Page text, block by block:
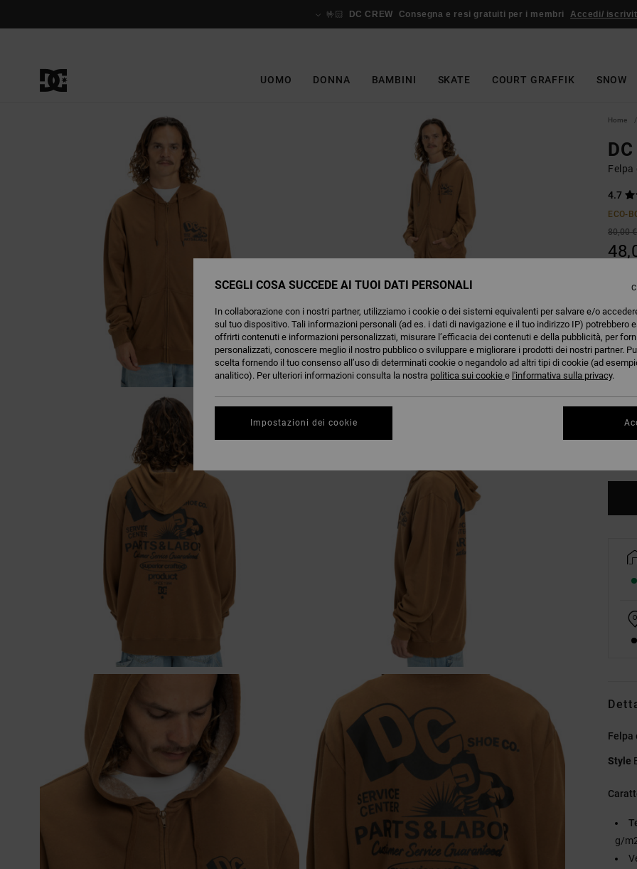
🤟🏻 DC CREW Consegna e resi gratuiti per i membri Accedi/
UOMO DONNA BAMBINI SKATE COURT GRAFFIK SNOW
Home
Felpa
4.7
ECO-
80,00 €
Colori
XS
Felpa
Style
g/
SCEGLI COSA SUCCEDE AI TUOI DATI PERSONALI
In collaborazione con i nostri partner, utilizziamo i cookie o dei sistemi equivalenti per salvare e/o
sul tuo dispositivo. Tali informazioni personali (ad es. i dati di navigazione e il tuo indirizzo IP) potrebbero
offrirti contenuti e informazioni personalizzati, misurare l’efficacia dei contenuti e della pubblicità, per
personalizzati, conoscere meglio il nostro pubblico o sviluppare e migliorare i prodotti dei nostri partner.
scelta fornendo il tuo consenso all’uso di determinati cookie o negandolo ad altri tipi di cookie (ad
analitico). Per ulteriori informazioni consulta la nostra politica sui cookie e l'informativa sulla privacy.
Impostazioni dei cookie